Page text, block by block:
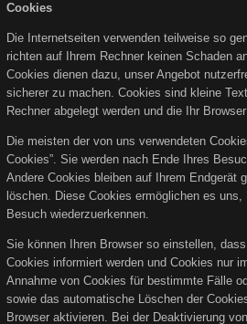
Cookies
Die Internetseiten verwenden teilweise so
richten auf Ihrem Rechner keinen Schaden
Cookies dienen dazu, unser Angebot
sicherer zu machen. Cookies sind kleine
Rechner abgelegt werden und die Ihr
Die meisten der von uns verwendeten
Cookies”. Sie werden nach Ende Ihres
Andere Cookies bleiben auf Ihrem Endgerät
löschen. Diese Cookies ermöglichen es
Besuch wiederzuerkennen.
Sie können Ihren Browser so einstellen,
Cookies informiert werden und Cookies nur
Annahme von Cookies für bestimmte Fälle
sowie das automatische Löschen der
Browser aktivieren. Bei der Deaktivierung